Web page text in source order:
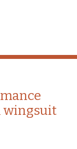
wingsuit